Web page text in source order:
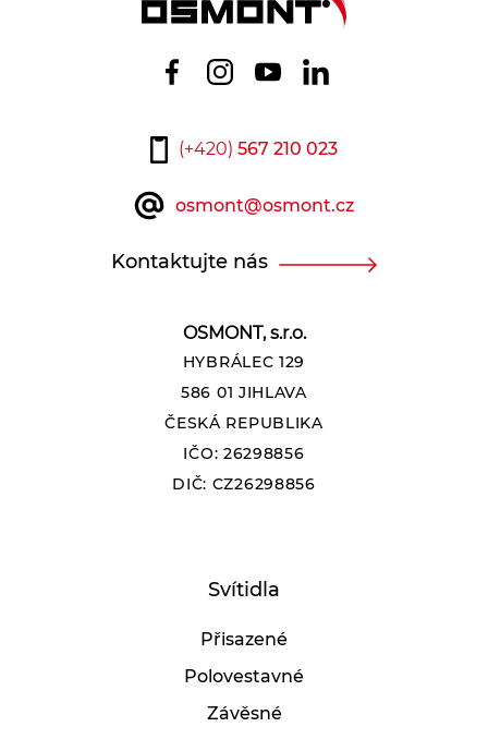
OSMONT, s.r.o.
HYBRÁLEC 129
586 01 JIHLAVA
ČESKÁ REPUBLIKA
IČO: 26298856
DIČ: CZ26298856
Svítidla
Přisazené
Polovestavné
Závěsné
(+420) 567 210 023
osmont@osmont.cz
Kontaktujte nás